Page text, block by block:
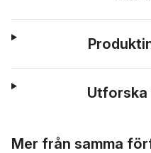
Mer från samma